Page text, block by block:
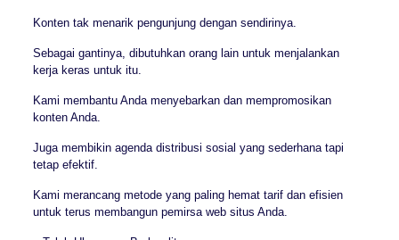
Konten tak menarik pengunjung dengan sendirinya.
Sebagai gantinya, dibutuhkan orang lain untuk menjalankan
kerja keras untuk itu.
Kami membantu Anda menyebarkan dan mempromosikan
konten Anda.
Juga membikin agenda distribusi sosial yang sederhana tapi
tetap efektif.
Kami merancang metode yang paling hemat tarif dan efisien
untuk terus membangun pemirsa web situs Anda.